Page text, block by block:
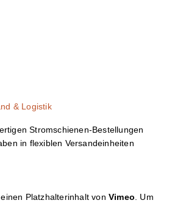
& Logistik
Stromschienen-Bestellungen
in flexiblen Versandeinheiten
Platzhalterinhalt von Vimeo. Um